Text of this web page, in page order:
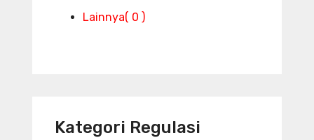
Lainnya( 0 )
Kategori Regulasi